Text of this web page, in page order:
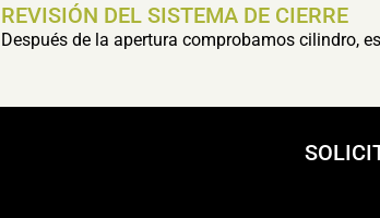
REVISIÓN DEL SISTEMA DE CIERRE
Después de la apertura comprobamos cilindro,